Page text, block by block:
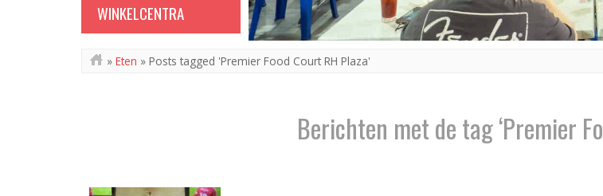
WINKELCENTRA
» Eten » Posts tagged 'Premier Food Court RH Plaza'
Berichten met de tag ‘Premier